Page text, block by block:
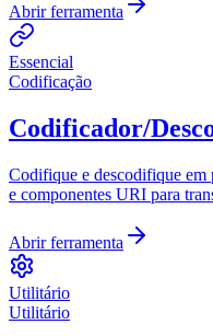
Abrir ferramenta
Essencial
Codificação
Codificador/
Codifique e descodifique em
e componentes URI para
Abrir ferramenta
Utilitário
Utilitário